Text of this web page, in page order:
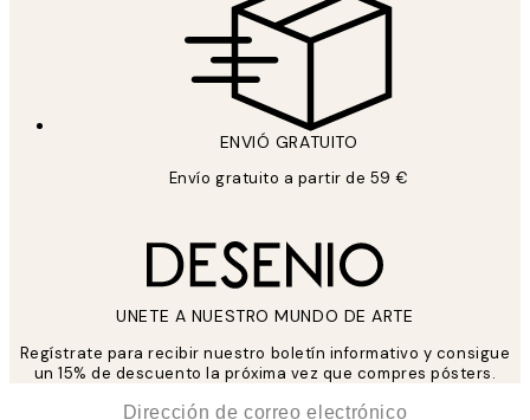
ENVIÓ GRATUITO
Envío gratuito a partir de 59 €
UNETE A NUESTRO MUNDO DE ARTE
Regístrate para recibir nuestro boletín informativo y consigue
un 15% de descuento la próxima vez que compres pósters.